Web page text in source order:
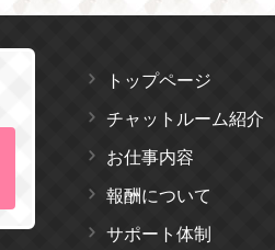
トップページ
チャットルーム紹介
お仕事内容
報酬について
サポート体制